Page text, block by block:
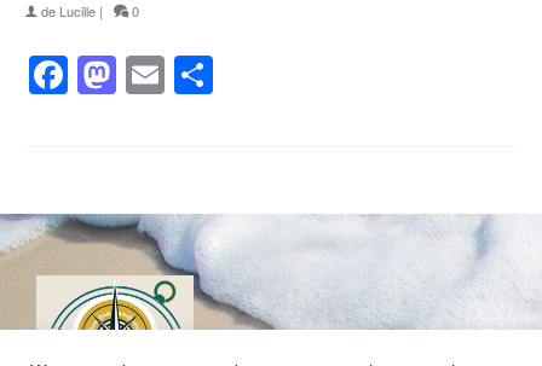
de Lucille | 0
Facebook
Mastodon
Email